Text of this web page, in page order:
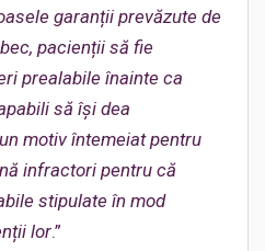
garanții prevăzute de
pacienții să fie
prealabile înainte ca
să își dea
motiv întemeiat pentru
infractori pentru că
stipulate în mod
lor.”